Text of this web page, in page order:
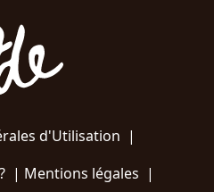
d'Utilisation |
| Mentions légales |